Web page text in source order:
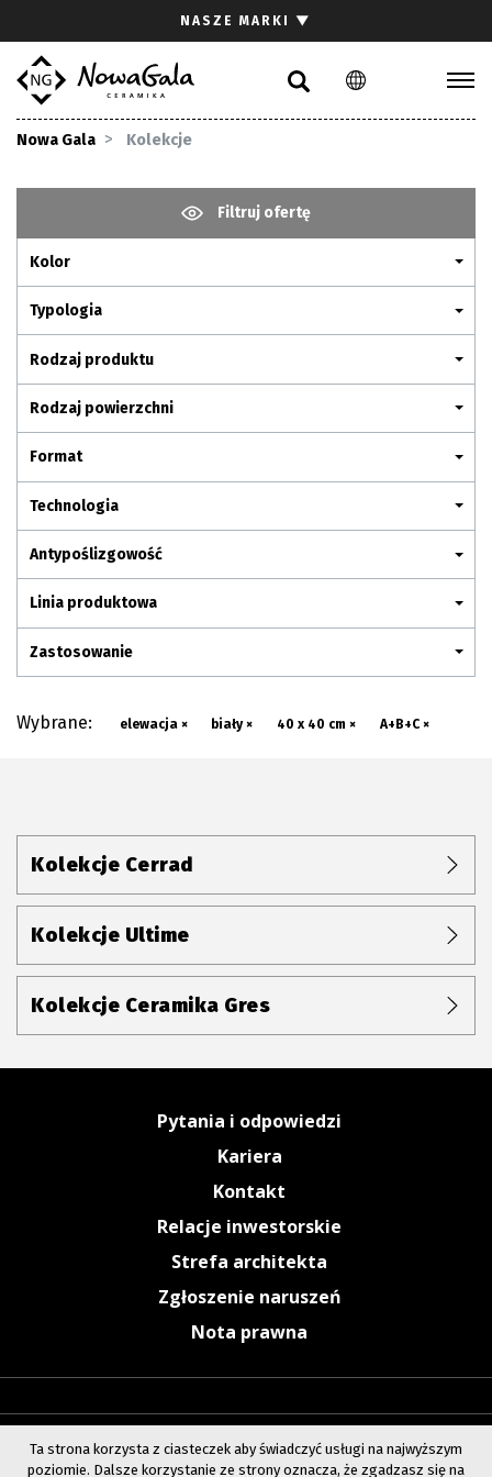
PL EN
NASZE MARKI ▼
Nowa Gala Kolekcje
Filtruj ofertę
Kolor
Typologia
Rodzaj produktu
Rodzaj powierzchni
Format
Technologia
Antypoślizgowość
Linia produktowa
Zastosowanie
Wybrane: elewacja × biały × 40 x 40 cm × A+B+C ×
Kolekcje Cerrad
Kolekcje Ultime
Kolekcje Ceramika Gres
Pytania i odpowiedzi
Kariera
Kontakt
Relacje inwestorskie
Strefa architekta
Zgłoszenie naruszeń
Nota prawna
Gdzie kupić
Pliki do pobrania
Pytania i odpowiedzi
Kariera
Kontakt
Komunikacja z akcjonariuszami
Ta strona korzysta z ciasteczek aby świadczyć usługi na najwyższym
poziomie. Dalsze korzystanie ze strony oznacza, że zgadzasz się na